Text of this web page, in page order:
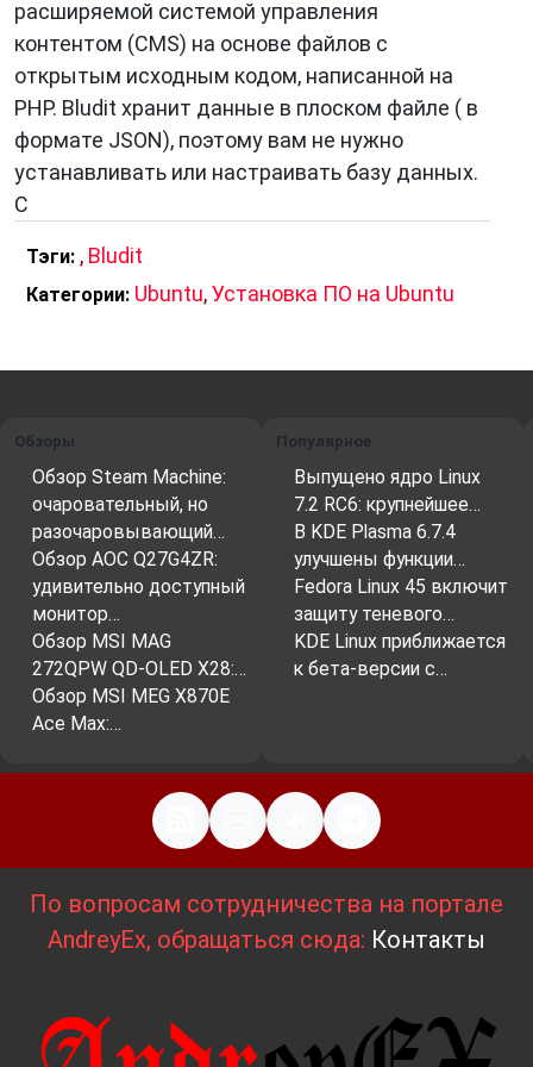
расширяемой системой управления
контентом (CMS) на основе файлов с
открытым исходным кодом, написанной на
PHP. Bludit хранит данные в плоском файле ( в
формате JSON), поэтому вам не нужно
устанавливать или настраивать базу данных.
С
Тэги: , Bludit
Категории: Ubuntu,Установка ПО на Ubuntu
Обзоры
Обзор Steam Machine:
очаровательный, но
разочаровывающий…
Обзор AOC Q27G4ZR:
удивительно доступный
монитор…
Обзор MSI MAG
272QPW QD-OLED X28:…
Обзор MSI MEG X870E
Ace Max:…
Популярное
Выпущено ядро Linux
7.2 RC6: крупнейшее…
В KDE Plasma 6.7.4
улучшены функции…
Fedora Linux 45 включит
защиту теневого…
KDE Linux приближается
к бета-версии с…
По вопросам сотрудничества на портале
AndreyEx, обращаться сюда: Контакты